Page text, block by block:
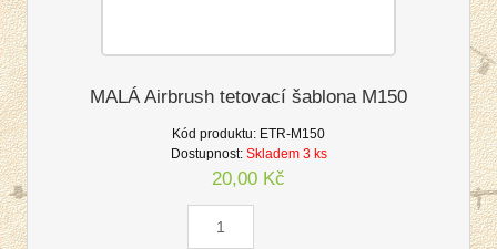
MALÁ Airbrush tetovací šablona M150
Kód produktu: ETR-M150
Dostupnost: Skladem 3 ks
20,00 Kč